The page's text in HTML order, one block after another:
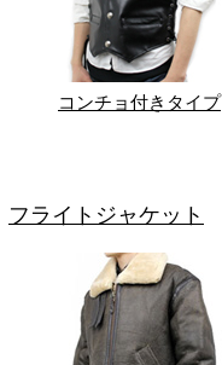
コンチョ付きタイプ
フライトジャケット